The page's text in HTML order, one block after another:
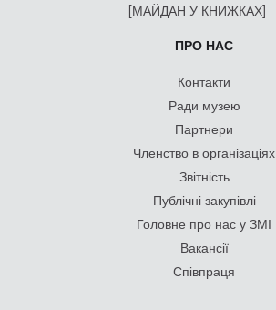
[МАЙДАН У КНИЖКАХ]
ПРО НАС
Контакти
Ради музею
Партнери
Членство в організаціях
Звітність
Публічні закупівлі
Головне про нас у ЗМІ
Вакансії
Співпраця